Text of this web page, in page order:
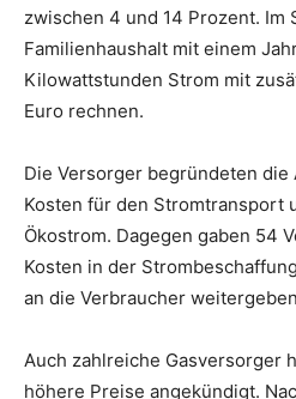
zwischen 4 und 14 Prozent. Im
Familienhaushalt mit einem
Kilowattstunden Strom mit
Euro rechnen.
Die Versorger begründeten
Kosten für den Stromtransport
Ökostrom. Dagegen gaben 54
Kosten in der
an die Verbraucher
Auch zahlreiche Gasversorger
höhere Preise angekündigt.